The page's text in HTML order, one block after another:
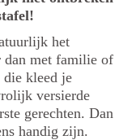
het
dan met familie of
kleed je
versierde
gerechten. Dan
handig zijn.